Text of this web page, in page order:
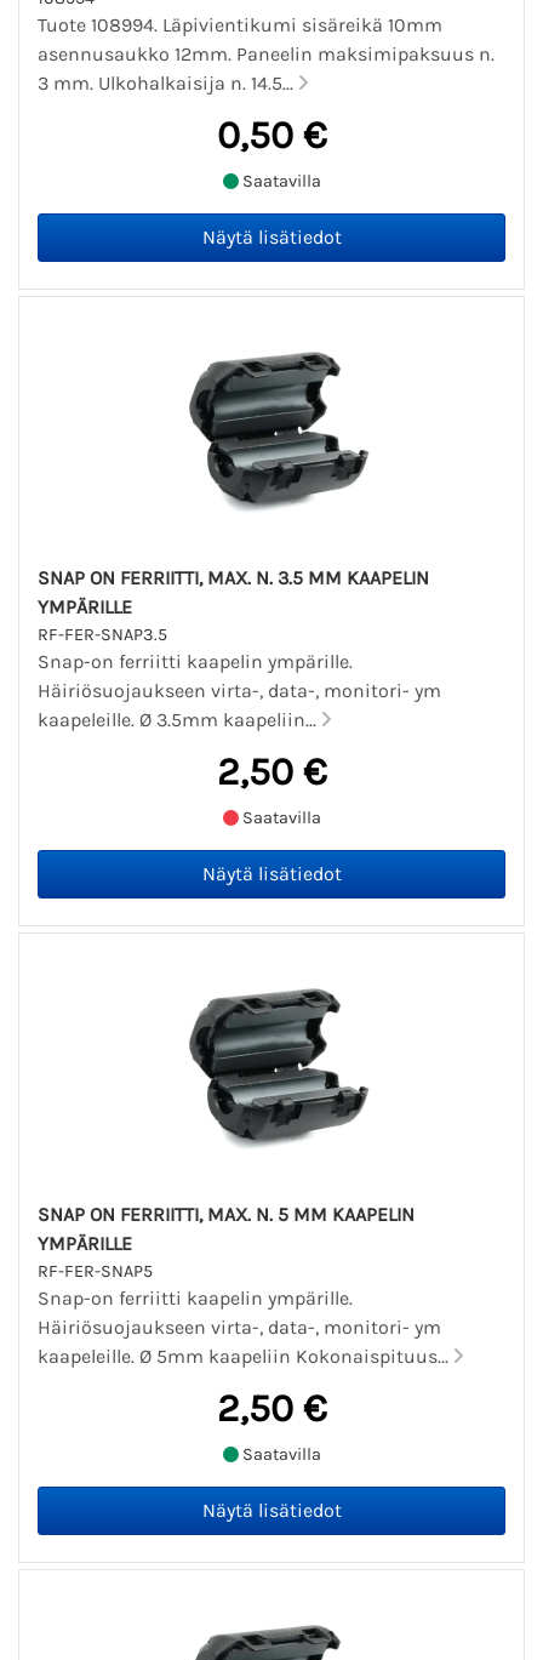
Tuote 108994. Läpivientikumi sisäreikä 10mm
asennusaukko 12mm. Paneelin maksimipaksuus n.
3 mm. Ulkohalkaisija n. 14.5...
0,50 €
Saatavilla
SNAP ON FERRIITTI, MAX. N. 3.5 MM KAAPELIN
YMPÄRILLE
RF-FER-SNAP3.5
Snap-on ferriitti kaapelin ympärille.
Häiriösuojaukseen virta-, data-, monitori- ym
kaapeleille. Ø 3.5mm kaapeliin...
2,50 €
Saatavilla
SNAP ON FERRIITTI, MAX. N. 5 MM KAAPELIN
YMPÄRILLE
RF-FER-SNAP5
Snap-on ferriitti kaapelin ympärille.
Häiriösuojaukseen virta-, data-, monitori- ym
kaapeleille. Ø 5mm kaapeliin Kokonaispituus...
2,50 €
Saatavilla